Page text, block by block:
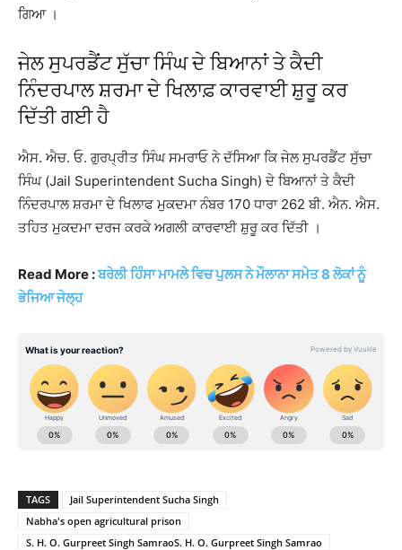
ਗਿਆ ।
ਜੇਲ ਸੁਪਰਡੈਂਟ ਸੁੱਚਾ ਸਿੰਘ ਦੇ ਬਿਆਨਾਂ ਤੇ ਕੈਦੀ
ਨਿੰਦਰਪਾਲ ਸ਼ਰਮਾ ਦੇ ਖਿਲਾਫ਼ ਕਾਰਵਾਈ ਸ਼ੁਰੂ ਕਰ
ਦਿੱਤੀ ਗਈ ਹੈ
ਐਸ. ਐਚ. ਓ. ਗੁਰਪ੍ਰੀਤ ਸਿੰਘ ਸਮਰਾਓ ਨੇ ਦੱਸਿਆ ਕਿ ਜੇਲ ਸੁਪਰਡੈਂਟ ਸੁੱਚਾ
ਸਿੰਘ (Jail Superintendent Sucha Singh) ਦੇ ਬਿਆਨਾਂ ਤੇ ਕੈਦੀ
ਨਿੰਦਰਪਾਲ ਸ਼ਰਮਾ ਦੇ ਖਿਲਾਫ ਮੁਕਦਮਾ ਨੰਬਰ 170 ਧਾਰਾ 262 ਬੀ. ਐਨ. ਐਸ.
ਤਹਿਤ ਮੁਕਦਮਾ ਦਰਜ ਕਰਕੇ ਅਗਲੀ ਕਾਰਵਾਈ ਸ਼ੁਰੂ ਕਰ ਦਿੱਤੀ ।
Read More :ਬਰੇਲੀ ਹਿੰਸਾ ਮਾਮਲੇ ਵਿਚ ਪੁਲਸ ਨੇ ਮੌਲਾਨਾ ਸਮੇਤ 8 ਲੋਕਾਂ ਨੂੰ
ਭੇਜਿਆ ਜੇਲ੍ਹ
TAGS
Jail Superintendent Sucha Singh
Nabha's open agricultural prison
S. H. O. Gurpreet Singh SamraoS. H. O. Gurpreet Singh Samrao